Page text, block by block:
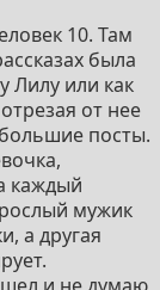
10. Там
была
Лилу или как
от нее
посты.
каждый
мужик
а другая